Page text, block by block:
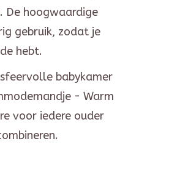
De hoogwaardige
gebruik, zodat je
hebt.
babykamer
- Warm
voor iedere ouder